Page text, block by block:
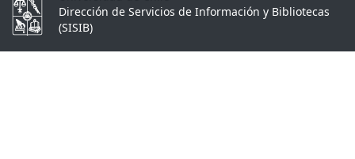
Dirección de Servicios de Información y Bibliotecas
(SISIB)